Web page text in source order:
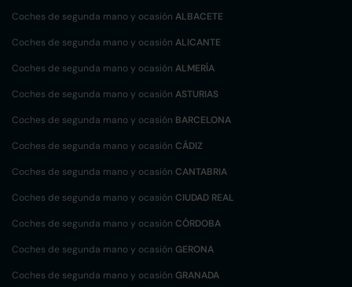
Coches de segunda mano y ocasión ALBACETE
Coches de segunda mano y ocasión ALICANTE
Coches de segunda mano y ocasión ALMERÍA
Coches de segunda mano y ocasión ASTURIAS
Coches de segunda mano y ocasión BARCELONA
Coches de segunda mano y ocasión CÁDIZ
Coches de segunda mano y ocasión CANTABRIA
Coches de segunda mano y ocasión CIUDAD REAL
Coches de segunda mano y ocasión CÓRDOBA
Coches de segunda mano y ocasión GERONA
Coches de segunda mano y ocasión GRANADA